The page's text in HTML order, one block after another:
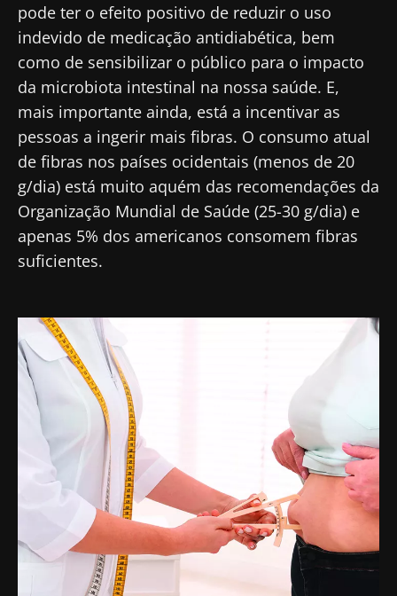
pode ter o efeito positivo de reduzir o uso
indevido de medicação antidiabética, bem
como de sensibilizar o público para o impacto
da microbiota intestinal na nossa saúde. E,
mais importante ainda, está a incentivar as
pessoas a ingerir mais fibras. O consumo atual
de fibras nos países ocidentais (menos de 20
g/dia) está muito aquém das recomendações da
Organização Mundial de Saúde (25-30 g/dia) e
apenas 5% dos americanos consomem fibras
suficientes.
Imagem
O impacto
das
microbiotas
na saúde
reprodutiva
Ler o artigo
Microbiota
intratumoral
do cancro
colorretal: um
indicador
prognóstico
independente?
Ler o artigo
bactéria
intestinal
que
aumenta a
força
Ler o